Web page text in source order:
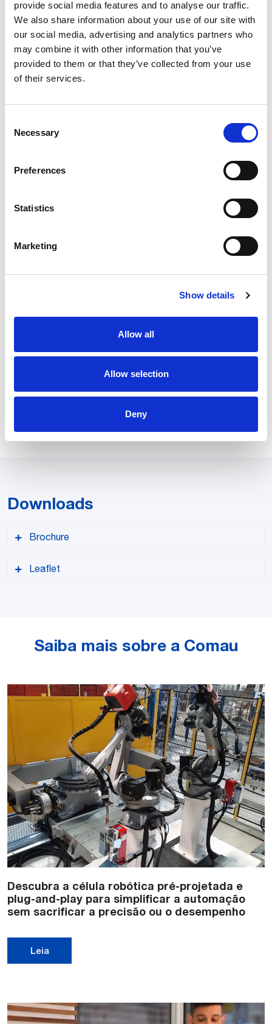
provide social media features and to analyse our traffic.
We also share information about your use of our site with
our social media, advertising and analytics partners who
may combine it with other information that you’ve
provided to them or that they’ve collected from your use
of their services.
Selection
Necessary
Preferences
Statistics
Marketing
Show details
Allow all
Allow selection
Deny
Mais importante ainda, nossascélulas de automação
padrãogarantem fácil configuração com zero horas de
projeto de engenharia para acelerar a produção da
maneira mais rápida e econômica possível – sem
sacrificar a funcionalidade avançada ou a escalabilidade
Compromisso constante com
Permitir a produção e a implantação do hidrogênio é uma
projeto de célula
de combustível de hidrogênio apresentou uma
de alta velocidade e alta precisão
que pode gerenciar
simultaneamente a coleta da peça de polo, a varredura do
eletrolisadores em todo o mundo, incluindo soluções para
veículos leves e pesados.
Quando se trata de aumentar os volumes de produção e,
ao mesmo tempo, reduzir o custo da fabricação de células
Downloads
Brochure
PDF format
Leaflet
Saiba mais sobre a Comau
Descubra a célula robótica pré-projetada e
plug-and-play para simplificar a automação
sem sacrificar a precisão ou o desempenho
Leia